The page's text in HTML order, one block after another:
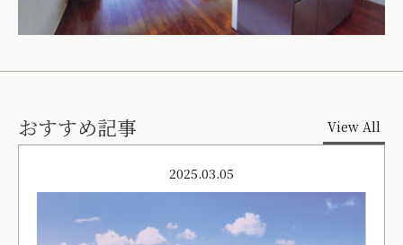
おすすめ記事 View All
2025.03.05